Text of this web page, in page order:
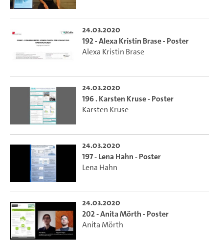
24.03.2020
192 - Alexa Kristin Brase - Poster
Alexa Kristin Brase
24.03.2020
196 . Karsten Kruse - Poster
Karsten Kruse
24.03.2020
197 - Lena Hahn - Poster
Lena Hahn
24.03.2020
202 - Anita Mörth - Poster
Anita Mörth